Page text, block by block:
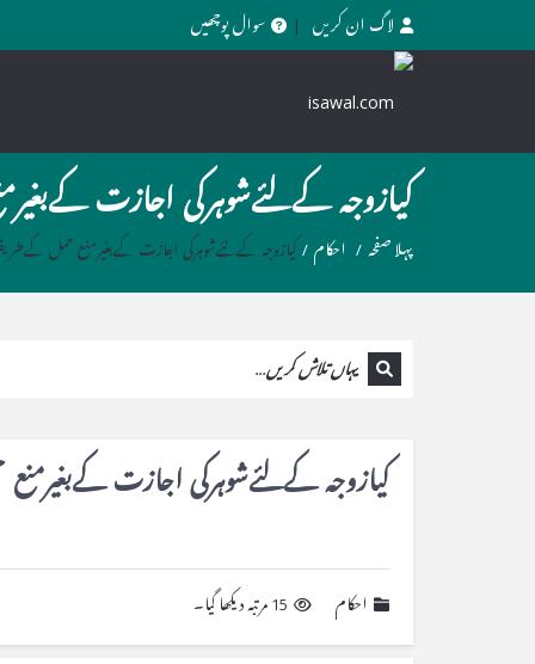
لاگ ان کریں سوال پوچھیں
کیازوجہ کےلئےشوہرکی اجازت
پہلا صفحہ / احکام / کیازوجہ کےلئےشوہرکی اجازت کےبغیرمنع حمل
کیازوجہ کےلئےشوہرکی اجازت
احکام 15 مرتبہ دیکھا گیا۔